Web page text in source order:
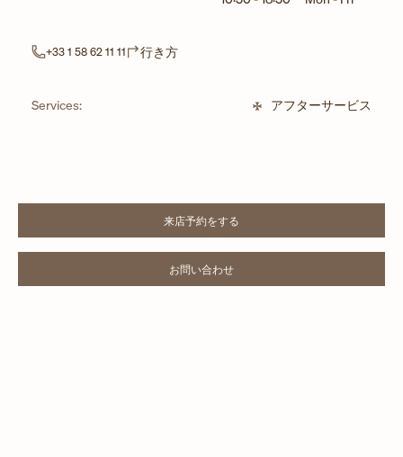
+33 1 58 62 11 11 行き方Link Opens in New Tab
Services: アフターサービス
来店予約をするLINK OPENS IN NEW TAB
お問い合わせLINK OPENS IN NEW TAB